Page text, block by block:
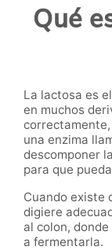
Qué
La lactosa es
en muchos
una enzima
descomponer
para que
Cuando existe
digiere
al colon,
a fermentarla.